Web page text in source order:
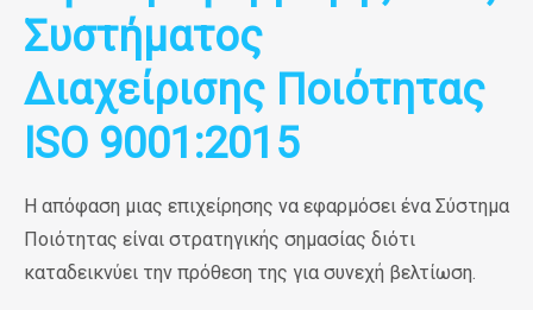
Συστήματος
Διαχείρισης Ποιότητας
ISO 9001:2015
Η απόφαση μιας επιχείρησης να εφαρμόσει ένα Σύστημα
Ποιότητας είναι στρατηγικής σημασίας διότι
καταδεικνύει την πρόθεση της για συνεχή βελτίωση.